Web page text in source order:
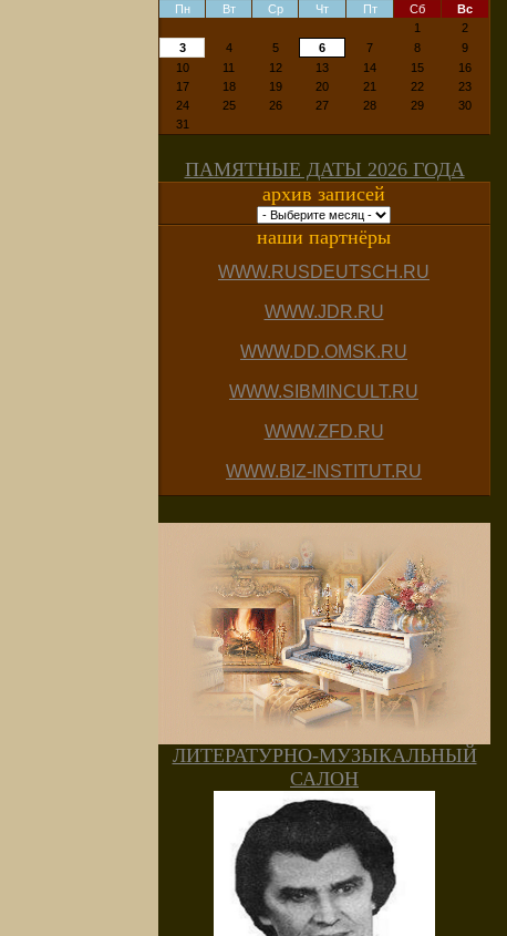
Пн
Вт Ср Чт Пт Сб
Вс
1
2
3
4 5 6 7 8
9
10
11 12 13 14 15
16
17
18 19 20 21 22
23
24
25 26 27 28 29
30
31
ПАМЯТНЫЕ ДАТЫ 2026 ГОДА
архив записей
наши партнёры
WWW.RUSDEUTSCH.RU
WWW.JDR.RU
WWW.DD.OMSK.RU
WWW.SIBMINCULT.RU
WWW.ZFD.RU
WWW.BIZ-INSTITUT.RU
ЛИТЕРАТУРНО-МУЗЫКАЛЬНЫЙ
САЛОН